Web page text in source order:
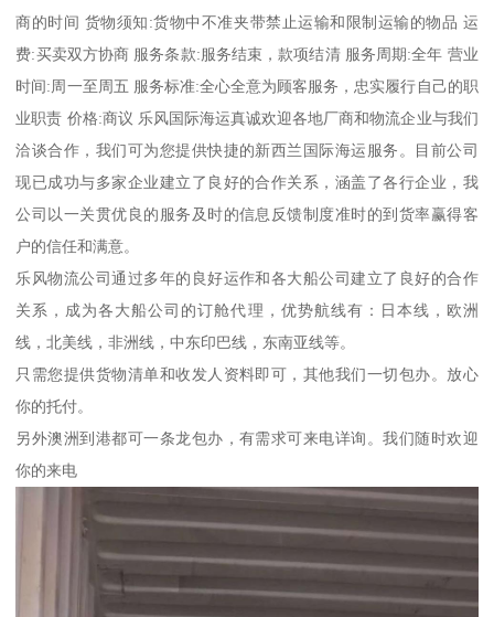
商的时间 货物须知:货物中不准夹带禁止运输和限制运输的物品 运
费:买卖双方协商 服务条款:服务结束，款项结清 服务周期:全年 营业
时间:周一至周五 服务标准:全心全意为顾客服务，忠实履行自己的职
业职责 价格:商议 乐风国际海运真诚欢迎各地厂商和物流企业与我们
洽谈合作，我们可为您提供快捷的新西兰国际海运服务。目前公司
现已成功与多家企业建立了良好的合作关系，涵盖了各行企业，我
公司以一关贯优良的服务及时的信息反馈制度准时的到货率赢得客
户的信任和满意。
乐风物流公司通过多年的良好运作和各大船公司建立了良好的合作
关系，成为各大船公司的订舱代理，优势航线有：日本线，欧洲
线，北美线，非洲线，中东印巴线，东南亚线等。
只需您提供货物清单和收发人资料即可，其他我们一切包办。放心
你的托付。
另外澳洲到港都可一条龙包办，有需求可来电详询。我们随时欢迎
你的来电